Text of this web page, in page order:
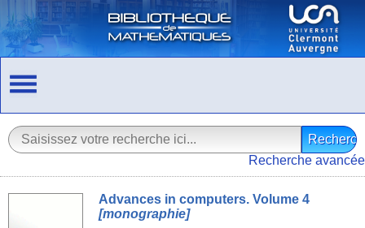
Recherche avancée
Advances in computers. Volume 4
[monographie]